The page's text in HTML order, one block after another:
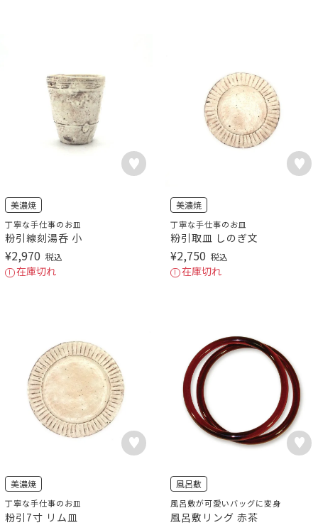
美濃焼
丁寧な手仕事のお皿
粉引線刻湯呑 小
¥2,970 税込
在庫切れ
美濃焼
丁寧な手仕事のお皿
粉引取皿 しのぎ文
¥2,750 税込
在庫切れ
美濃焼
丁寧な手仕事のお皿
粉引7寸 リム皿
風呂敷
風呂敷が可愛いバッグに変身
風呂敷リング 赤茶